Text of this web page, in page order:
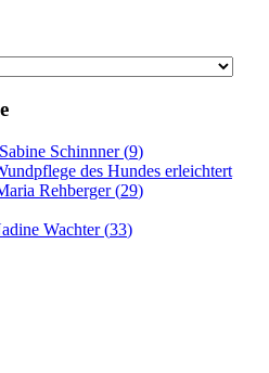
Sabine Schinnner(9)
des Hundes erleichtert
Rehberger(29)
Wachter(33)